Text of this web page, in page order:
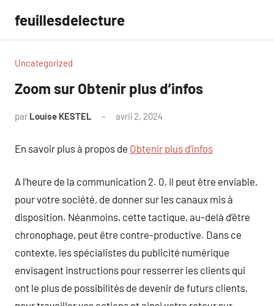
contenu
feuillesdelecture
Uncategorized
Zoom sur Obtenir plus d’infos
par Louise KESTEL avril 2, 2024
En savoir plus à propos de Obtenir plus d’infos
A l’heure de la communication 2. 0, il peut être enviable,
pour votre société, de donner sur les canaux mis à
disposition. Néanmoins, cette tactique, au-delà d’être
chronophage, peut être contre-productive. Dans ce
contexte, les spécialistes du publicité numérique
envisagent instructions pour resserrer les clients qui
ont le plus de possibilités de devenir de futurs clients,